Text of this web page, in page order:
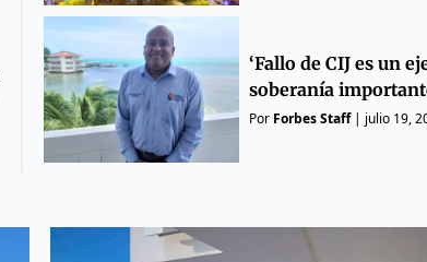
‘Fallo de CIJ es un
soberanía
Por Forbes Staff| julio 19,